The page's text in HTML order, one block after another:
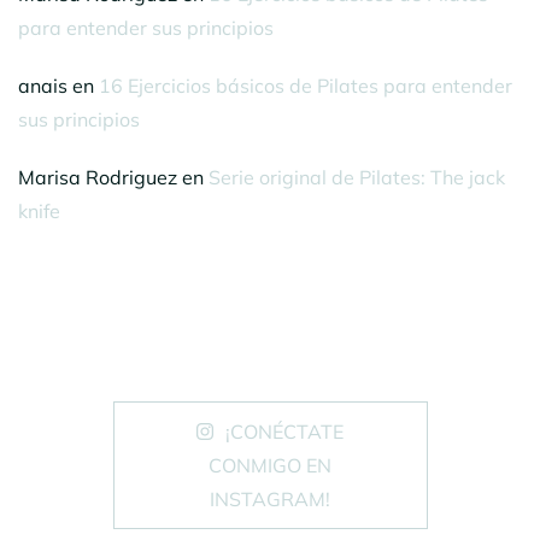
para entender sus principios
anais en 16 Ejercicios básicos de Pilates para entender
sus principios
Marisa Rodriguez en Serie original de Pilates: The jack
knife
¡CONÉCTATE
CONMIGO EN
INSTAGRAM!